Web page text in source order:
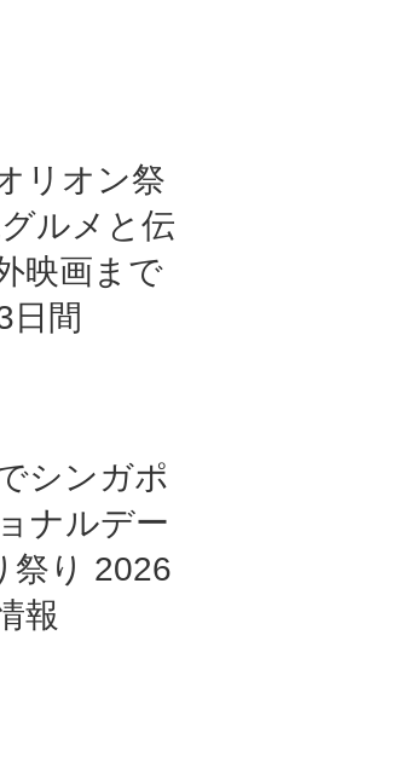
リオン祭
ルメと伝
映画まで
日間
シンガポ
ナルデー
祭り 2026
報